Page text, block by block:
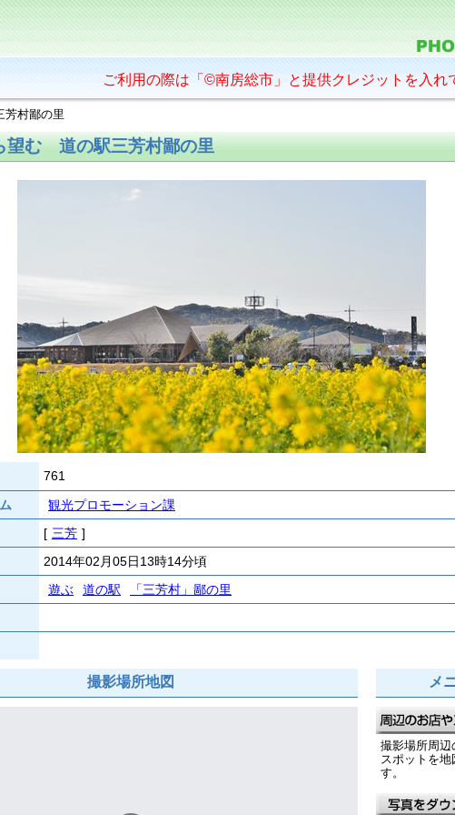
ご利用の際は「©南房総市」と提供クレジットを入れ
村鄙の里
望む 道の駅三芳村鄙の里
761
観光プロモーション課
[ 三芳 ]
2014年02月05日13時14分頃
遊ぶ 道の駅
「三芳村」鄙の里
撮影場所地図 メ
撮影場所周辺
スポットを地
す。